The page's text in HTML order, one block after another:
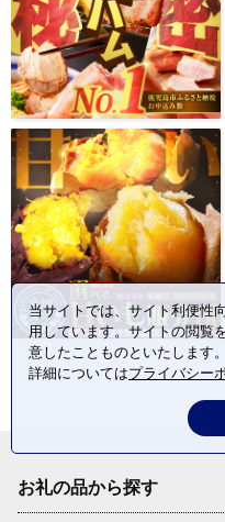
お礼の品から探す
当サイトでは、サイト利便性
用しています。サイトの閲覧
意したことものといたします。
詳細についてはプライバシー